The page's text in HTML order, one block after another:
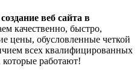
создание веб сайта в
качественно, быстро,
цены, обусловленные четкой
всех квалифицированных
работают!